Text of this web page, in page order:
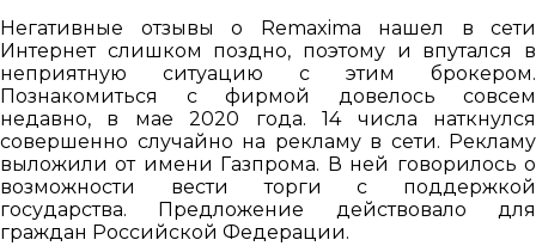
Негативные отзывы о Remaxima нашел в сети
Интернет слишком поздно, поэтому и впутался в
неприятную ситуацию с этим брокером.
Познакомиться с фирмой довелось совсем
недавно, в мае 2020 года. 14 числа наткнулся
совершенно случайно на рекламу в сети. Рекламу
выложили от имени Газпрома. В ней говорилось о
возможности вести торги с поддержкой
государства. Предложение действовало для
граждан Российской Федерации.